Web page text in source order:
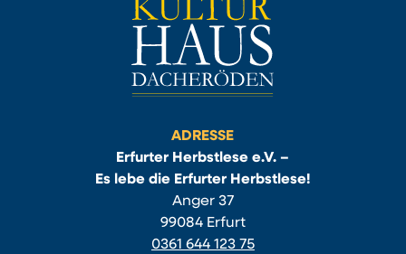
ADRESSE
Erfurter Herbstlese e.V. –
Es lebe die Erfurter Herbstlese!
Anger 37
99084 Erfurt
0361 644 123 75